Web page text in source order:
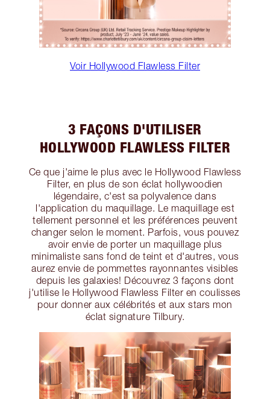
Voir Hollywood Flawless Filter
3 FAÇONS D'UTILISER
HOLLYWOOD FLAWLESS FILTER
Ce que j'aime le plus avec le Hollywood Flawless
Filter, en plus de son éclat hollywoodien
légendaire, c'est sa polyvalence dans
l'application du maquillage. Le maquillage est
tellement personnel et les préférences peuvent
changer selon le moment. Parfois, vous pouvez
avoir envie de porter un maquillage plus
minimaliste sans fond de teint et d'autres, vous
aurez envie de pommettes rayonnantes visibles
depuis les galaxies! Découvrez 3 façons dont
j'utilise le Hollywood Flawless Filter en coulisses
pour donner aux célébrités et aux stars mon
éclat signature Tilbury.